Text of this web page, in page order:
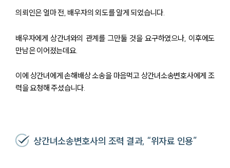
의뢰인은 얼마 전, 배우자의 외도를 알게 되었습니다.
배우자에게 상간녀와의 관계를 그만둘 것을 요구하였으나, 이후에도
만남은 이어졌는데요.
이에 상간녀에게 손해배상 소송을 마음먹고 상간녀소송변호사에게 조
력을 요청해 주셨습니다.
상간녀소송변호사의 조력 결과, “위자료 인용”